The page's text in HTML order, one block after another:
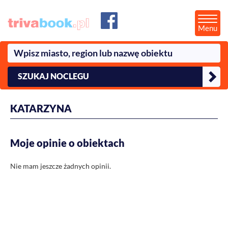
Menu
SZUKAJ NOCLEGU
KATARZYNA
Moje opinie o obiektach
Nie mam jeszcze żadnych opinii.